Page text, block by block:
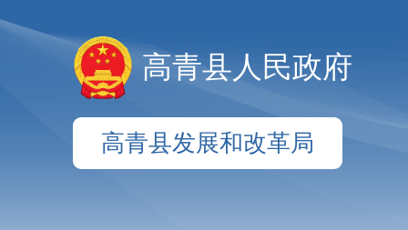
高青县人民政府
高青县发展和改革局